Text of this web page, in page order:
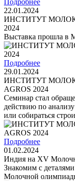
22.01.2024
ИНСТИТУТ МОЛОКА
2024
Выставка прошла в
Подробнее
29.01.2024
ИНСТИТУТ МОЛОКА
AGROS 2024
Семинар стал
действию по
или собираться
Подробнее
01.02.2024
Индия на XV
Знакомим с
Молочной